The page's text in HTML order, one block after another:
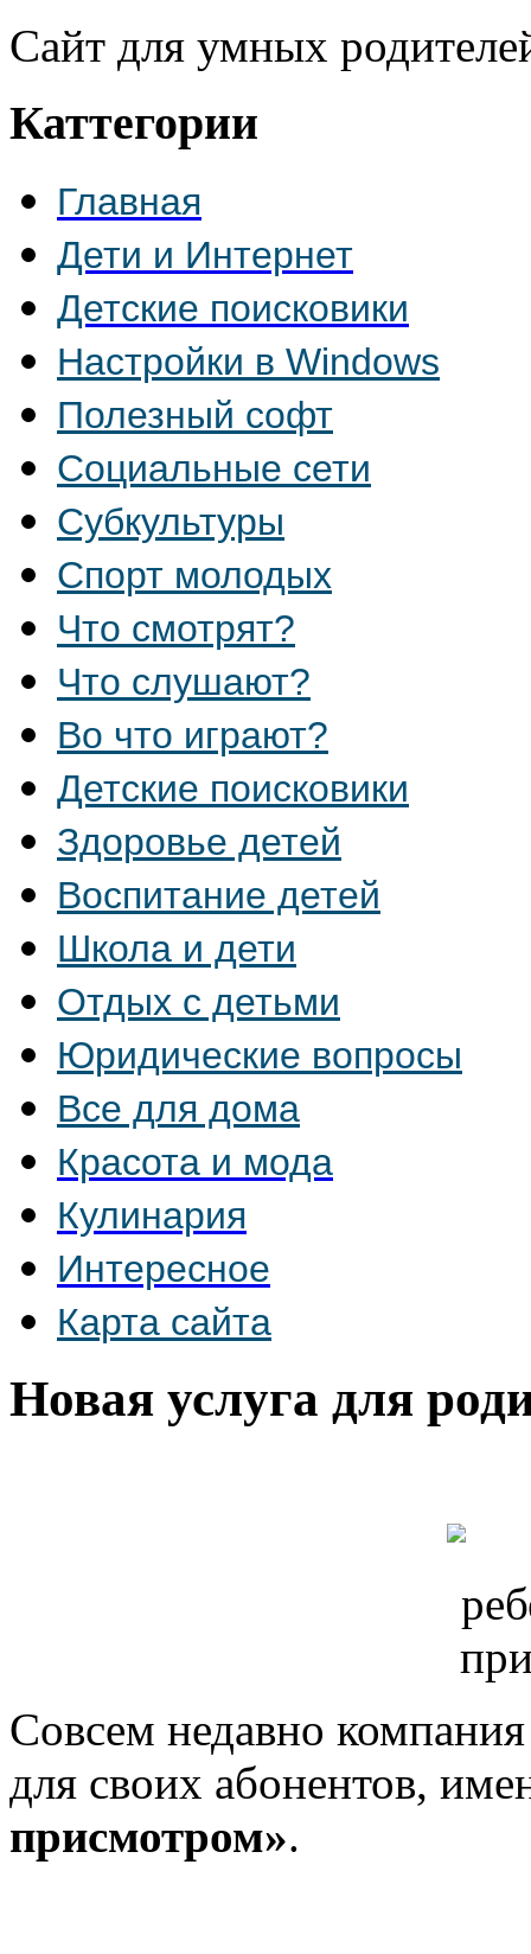
Сайт для умных
Каттегории
Главная
Дети и Интернет
Детские поисковики
Настройки в Windows
Полезный софт
Социальные сети
Субкультуры
Спорт молодых
Что смотрят?
Что слушают?
Во что играют?
Детские поисковики
Здоровье детей
Воспитание детей
Школа и дети
Отдых с детьми
Юридические вопросы
Все для дома
Красота и мода
Кулинария
Интересное
Карта сайта
Новая услуга для
Совсем недавно
для своих абонентов,
присмотром».